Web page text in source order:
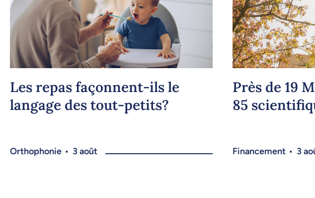
Les repas façonnent-ils le
langage des tout-petits?
Orthophonie • 3 août
Près de 19
85
Financement • 3